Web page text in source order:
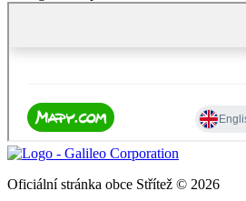
Oficiální stránka obce Střítež © 2026